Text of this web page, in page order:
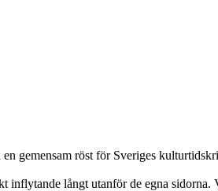
gemensam röst för Sveriges
inflytande långt utanför de egna